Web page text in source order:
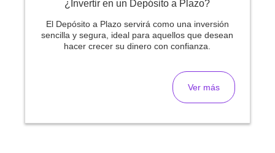
¿Invertir en un Depósito a Plazo?
El Depósito a Plazo servirá como una inversión
sencilla y segura, ideal para aquellos que desean
hacer crecer su dinero con confianza.
Ver más